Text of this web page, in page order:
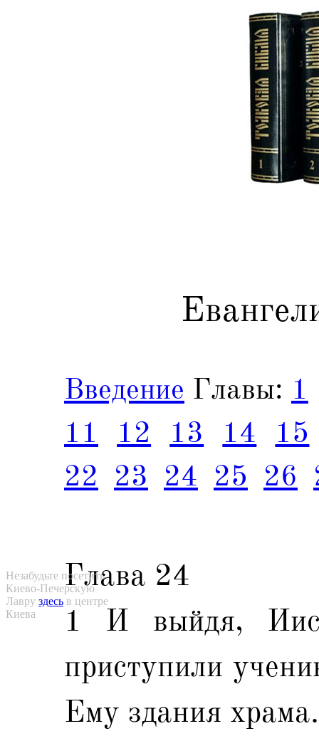
Незабудьте посетить
Киево-Печерскую
Лавру здесь в центре
Киева
Введение Главы: 1
11
12 13 14
15
22 23 24 25 26
Глава 24
1 И выйдя,
приступили
Ему здания храма.